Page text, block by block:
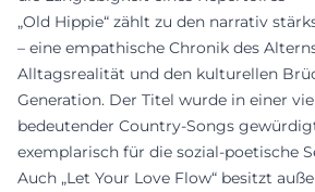
„Old Hippie“ zählt zu den narrativ
– eine empathische Chronik des
Alltagsrealität und den kulturellen
Generation. Der Titel wurde in einer
bedeutender Country-Songs
exemplarisch für die sozial-poetische
Auch „Let Your Love Flow“ besitzt